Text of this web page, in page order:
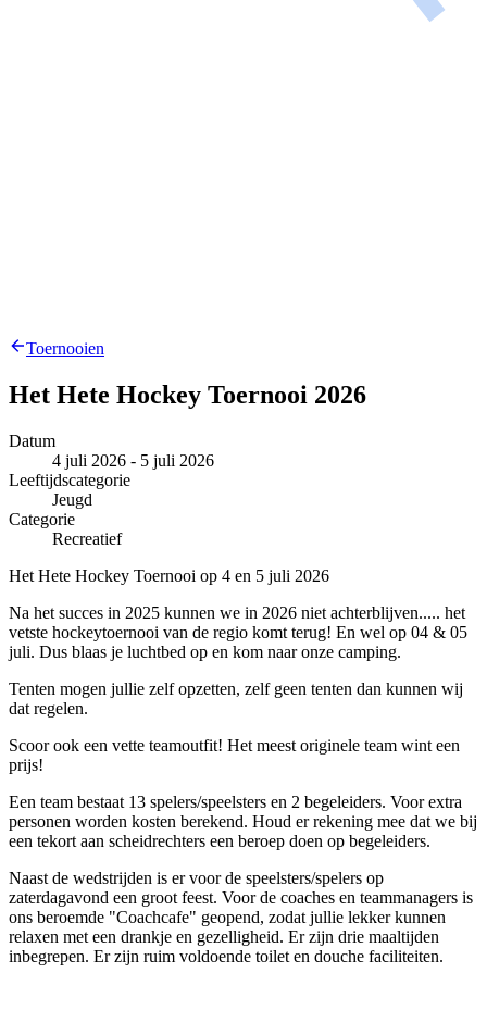
Toernooien
Het Hete Hockey Toernooi 2026
Datum
4 juli 2026 - 5 juli 2026
Leeftijdscategorie
Jeugd
Categorie
Recreatief
Het Hete Hockey Toernooi op 4 en 5 juli 2026
Na het succes in 2025 kunnen we in 2026 niet achterblijven..... het
vetste hockeytoernooi van de regio komt terug! En wel op 04 & 05
juli. Dus blaas je luchtbed op en kom naar onze camping.
Tenten mogen jullie zelf opzetten, zelf geen tenten dan kunnen wij
dat regelen.
Scoor ook een vette teamoutfit! Het meest originele team wint een
prijs!
Een team bestaat 13 spelers/speelsters en 2 begeleiders. Voor extra
personen worden kosten berekend. Houd er rekening mee dat we bij
een tekort aan scheidrechters een beroep doen op begeleiders.
Naast de wedstrijden is er voor de speelsters/spelers op
zaterdagavond een groot feest. Voor de coaches en teammanagers is
ons beroemde "Coachcafe" geopend, zodat jullie lekker kunnen
relaxen met een drankje en gezelligheid. Er zijn drie maaltijden
inbegrepen. Er zijn ruim voldoende toilet en douche faciliteiten.